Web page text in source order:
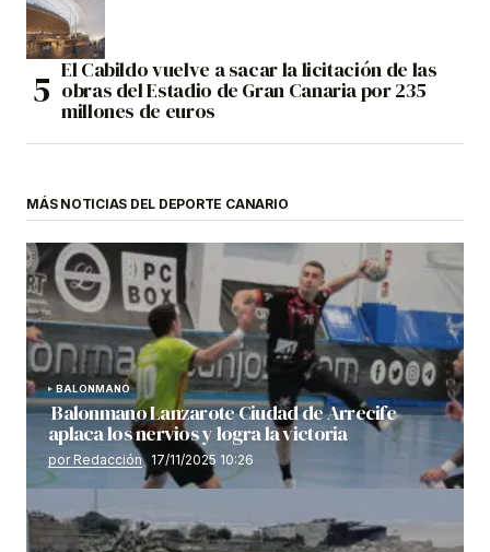
El Cabildo vuelve a sacar la licitación de las
obras del Estadio de Gran Canaria por 235
millones de euros
MÁS NOTICIAS DEL DEPORTE CANARIO
BALONMANO
Balonmano Lanzarote Ciudad de Arrecife
aplaca los nervios y logra la victoria
por Redacción 17/11/2025 10:26